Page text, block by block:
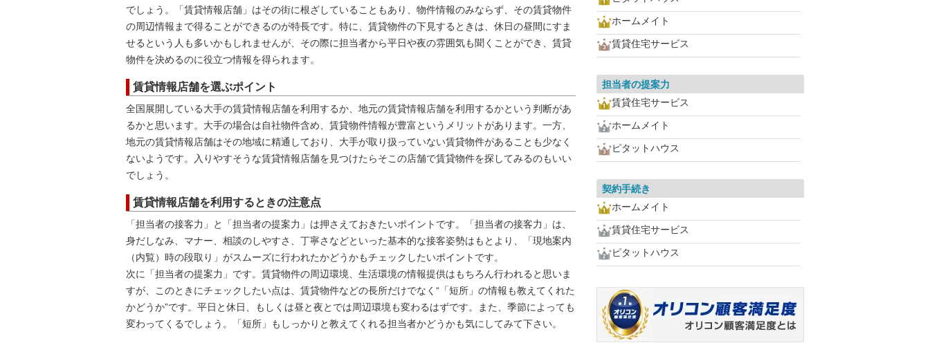
でしょう。「賃貸情報店舗」はその街に根ざしていることもあり、物件情報のみならず、その賃貸物件
の周辺情報まで得ることができるのが特長です。特に、賃貸物件の下見するときは、休日の昼間にすま
せるという人も多いかもしれませんが、その際に担当者から平日や夜の雰囲気も聞くことができ、賃貸
物件を決めるのに役立つ情報を得られます。
賃貸情報店舗を選ぶポイント
全国展開している大手の賃貸情報店舗を利用するか、地元の賃貸情報店舗を利用するかという判断があ
るかと思います。大手の場合は自社物件含め、賃貸物件情報が豊富というメリットがあります。一方、
地元の賃貸情報店舗はその地域に精通しており、大手が取り扱っていない賃貸物件があることも少なく
ないようです。入りやすそうな賃貸情報店舗を見つけたらそこの店舗で賃貸物件を探してみるのもいい
でしょう。
賃貸情報店舗を利用するときの注意点
「担当者の接客力」と「担当者の提案力」は押さえておきたいポイントです。「担当者の接客力」は、
身だしなみ、マナー、相談のしやすさ、丁寧さなどといった基本的な接客姿勢はもとより、「現地案内
（内覧）時の段取り」がスムーズに行われたかどうかもチェックしたいポイントです。
次に「担当者の提案力」です。賃貸物件の周辺環境、生活環境の情報提供はもちろん行われると思いま
すが、このときにチェックしたい点は、賃貸物件などの長所だけでなく“「短所」の情報も教えてくれた
かどうか”です。平日と休日、もしくは昼と夜とでは周辺環境も変わるはずです。また、季節によっても
変わってくるでしょう。「短所」もしっかりと教えてくれる担当者かどうかも気にしてみて下さい。
ホームメイト
賃貸住宅サービス
担当者の提案力
賃貸住宅サービス
ホームメイト
ピタットハウス
契約手続き
ホームメイト
賃貸住宅サービス
ピタットハウス